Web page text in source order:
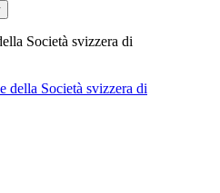
Società svizzera di